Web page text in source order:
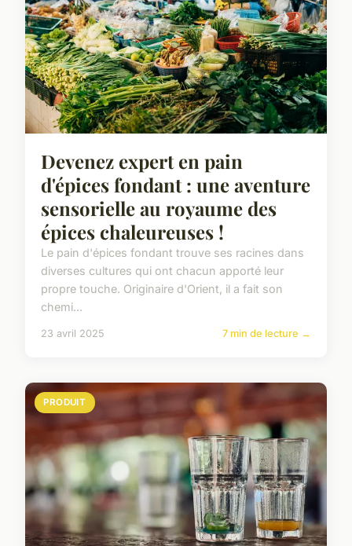
Devenez expert en pain
d'épices fondant : une aventure
sensorielle au royaume des
épices chaleureuses !
Le pain d'épices fondant trouve ses racines dans
diverses cultures qui ont chacun apporté leur
propre touche. Originaire d'Orient, il a fait son
chemi...
23 avril 2025 7 min de lecture →
PRODUIT